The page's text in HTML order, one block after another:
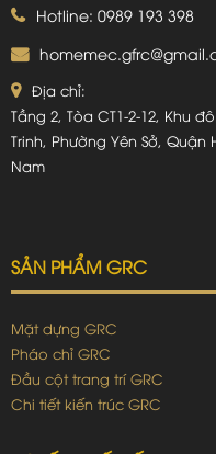
Hotline: 0989 193 398
Địa chỉ:
Tầng 2, Tòa CT1-2-12, Khu
Trinh, Phường Yên Sở,
Nam
SẢN PHẨM GRC
Mặt dựng GRC
Pháo chỉ GRC
Đầu cột trang trí GRC
Chi tiết kiến trúc GRC